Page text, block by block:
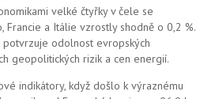
velké čtyřky v čele se
Francie a Itálie vzrostly shodně o 0,2 %.
odolnost evropských
geopolitických rizik a cen energií.
indikátory, když došlo k výraznému